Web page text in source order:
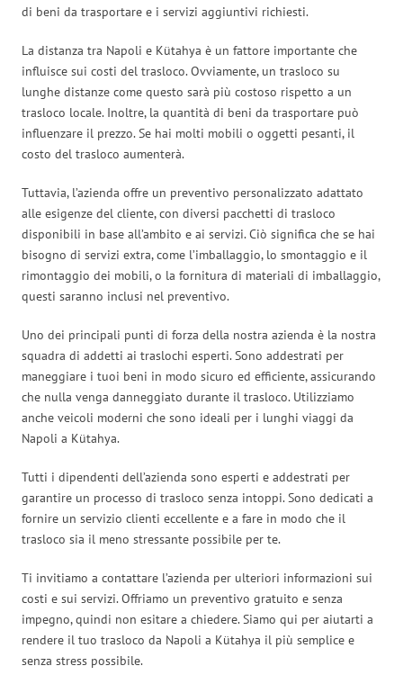
di beni da trasportare e i servizi aggiuntivi richiesti.
La distanza tra Napoli e Kütahya è un fattore importante che
influisce sui costi del trasloco. Ovviamente, un trasloco su
lunghe distanze come questo sarà più costoso rispetto a un
trasloco locale. Inoltre, la quantità di beni da trasportare può
influenzare il prezzo. Se hai molti mobili o oggetti pesanti, il
costo del trasloco aumenterà.
Tuttavia, l’azienda offre un preventivo personalizzato adattato
alle esigenze del cliente, con diversi pacchetti di trasloco
disponibili in base all’ambito e ai servizi. Ciò significa che se hai
bisogno di servizi extra, come l’imballaggio, lo smontaggio e il
rimontaggio dei mobili, o la fornitura di materiali di imballaggio,
questi saranno inclusi nel preventivo.
Uno dei principali punti di forza della nostra azienda è la nostra
squadra di addetti ai traslochi esperti. Sono addestrati per
maneggiare i tuoi beni in modo sicuro ed efficiente, assicurando
che nulla venga danneggiato durante il trasloco. Utilizziamo
anche veicoli moderni che sono ideali per i lunghi viaggi da
Napoli a Kütahya.
Tutti i dipendenti dell’azienda sono esperti e addestrati per
garantire un processo di trasloco senza intoppi. Sono dedicati a
fornire un servizio clienti eccellente e a fare in modo che il
trasloco sia il meno stressante possibile per te.
Ti invitiamo a contattare l’azienda per ulteriori informazioni sui
costi e sui servizi. Offriamo un preventivo gratuito e senza
impegno, quindi non esitare a chiedere. Siamo qui per aiutarti a
rendere il tuo trasloco da Napoli a Kütahya il più semplice e
senza stress possibile.